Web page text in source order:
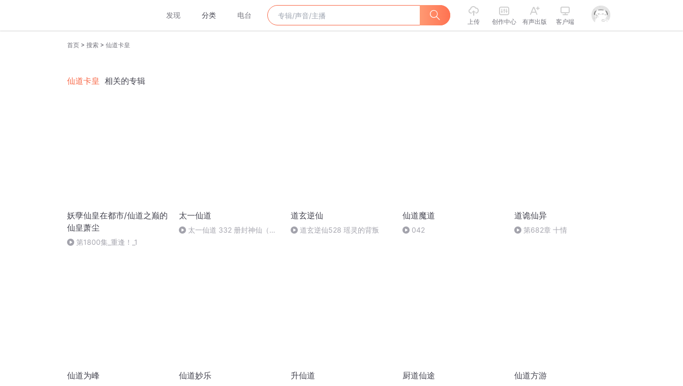
发现 分类 电台
上传 创作中心 有声出版 客户端
首页 > 搜索 > 仙道卡皇
仙道卡皇 相关的专辑
妖孽仙皇在都市/仙道之巅的
仙皇萧尘
第1800集_重逢！_1
太一仙道
太一仙道 332 册封神仙（大
道玄逆仙
道玄逆仙528 瑶灵的背叛
仙道魔道
042
道诡仙异
第682章 十情
仙道为峰 仙道妙乐 升仙道 厨道仙途 仙道方游